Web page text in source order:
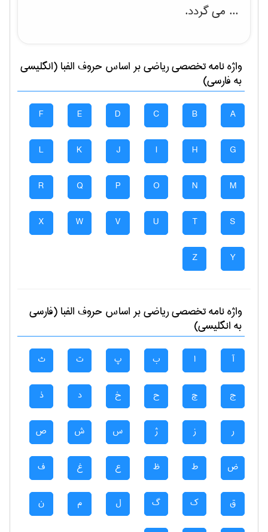
... می گردد.
واژه نامه تخصصیرياضیبر اساس حروف الفبا (انگلیسی
به فارسی)
A
B
C
D
E
F
G
H
I
J
K
L
M
N
O
P
Q
R
S
T
U
V
W
X
Y
Z
واژه نامه تخصصیرياضیبر اساس حروف الفبا (فارسی
به انگلیسی)
آ ا ب پ ت ث
ج چ ح خ د ذ
ر ز ژ س ش ص
ض ط ظ ع غ ف
ق ک گ ل م ن